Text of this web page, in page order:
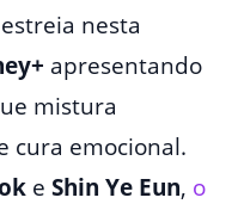
estreia nesta
apresentando
mistura
cura emocional.
e Shin Ye Eun, o